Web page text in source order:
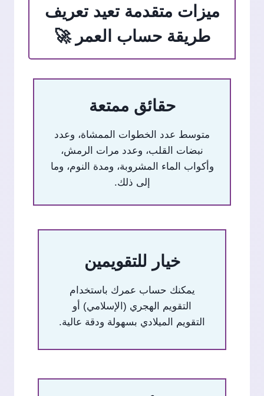
ميزات متقدمة تعيد تعريف
طريقة حساب العمر 🚀
حقائق ممتعة
متوسط عدد الخطوات الممشاة، وعدد
نبضات القلب، وعدد مرات الرمش،
وأكواب الماء المشروبة، ومدة النوم، وما
إلى ذلك.
خيار للتقويمين
يمكنك حساب عمرك باستخدام
التقويم الهجري (الإسلامي) أو
التقويم الميلادي بسهولة ودقة عالية.